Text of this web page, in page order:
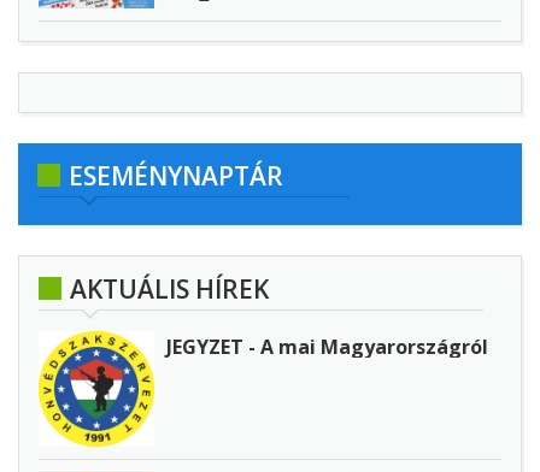
ESEMÉNYNAPTÁR
AKTUÁLIS HÍREK
JEGYZET - A mai Magyarországról